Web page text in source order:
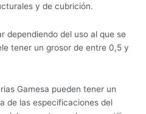
y de cubrición.
dependiendo del uso al que se
tener un grosor de entre 0,5 y
Gamesa pueden tener un
de las especificaciones del